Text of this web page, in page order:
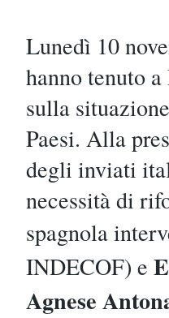
Lunedì 10
hanno tenuto
sulla
Paesi. Alla
degli inviati
necessità di
spagnola
INDECOF) e
Agnese